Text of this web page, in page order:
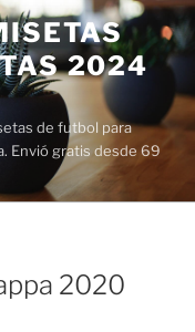
2024
de futbol para
Envió gratis desde 69
2020